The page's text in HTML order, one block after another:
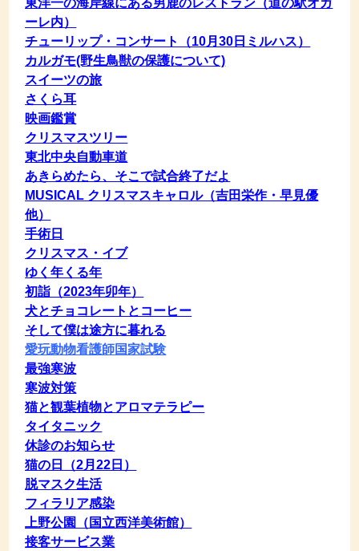
ーレ内）
チューリップ・コンサート（10月30日ミルハス）
カルガモ(野生鳥獣の保護について)
スイーツの旅
さくら耳
映画鑑賞
クリスマスツリー
東北中央自動車道
あきらめたら、そこで試合終了だよ
MUSICAL クリスマスキャロル（吉田栄作・早見優
他）
手術日
クリスマス・イブ
ゆく年くる年
初詣（2023年卯年）
犬とチョコレートとコーヒー
そして僕は途方に暮れる
愛玩動物看護師国家試験
最強寒波
寒波対策
猫と観葉植物とアロマテラピー
タイタニック
休診のお知らせ
猫の日（2月22日）
脱マスク生活
フィラリア感染
上野公園（国立西洋美術館）
接客サービス業